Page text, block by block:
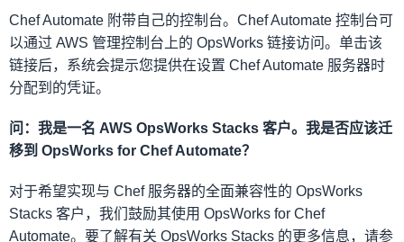
Chef Automate 附带自己的控制台。Chef Automate 控制台可
以通过 AWS 管理控制台上的 OpsWorks 链接访问。单击该
链接后，系统会提示您提供在设置 Chef Automate 服务器时
分配到的凭证。
问：我是一名 AWS OpsWorks Stacks 客户。我是否应该迁
移到 OpsWorks for Chef Automate？
对于希望实现与 Chef 服务器的全面兼容性的 OpsWorks
Stacks 客户，我们鼓励其使用 OpsWorks for Chef
Automate。要了解有关 OpsWorks Stacks 的更多信息，请参